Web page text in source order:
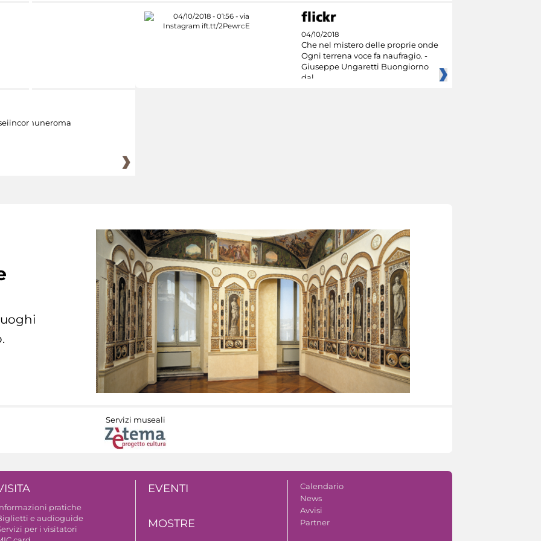
04/10/2018
Che nel mistero delle proprie onde
Ogni terrena voce fa naufragio. -
Giuseppe Ungaretti Buongiorno
dal
Servizi museali
pratiche
e audioguide
per i visitatori
EVENTI
MOSTRE
Calendario
News
Avvisi
Partner